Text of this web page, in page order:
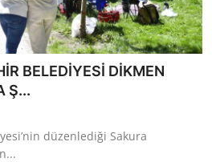
BELEDİYESİ DİKMEN
Ş...
düzenlediği Sakura